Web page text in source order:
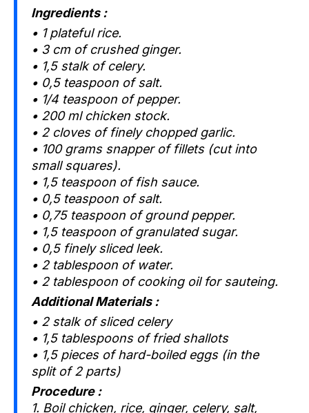
Ingredients :
• 1 plateful rice.
• 3 cm of crushed ginger.
• 1,5 stalk of celery.
• 0,5 teaspoon of salt.
• 1/4 teaspoon of pepper.
• 200 ml chicken stock.
• 2 cloves of finely chopped garlic.
• 100 grams snapper of fillets (cut into
small squares).
• 1,5 teaspoon of fish sauce.
• 0,5 teaspoon of salt.
• 0,75 teaspoon of ground pepper.
• 1,5 teaspoon of granulated sugar.
• 0,5 finely sliced leek.
• 2 tablespoon of water.
• 2 tablespoon of cooking oil for sauteing.
Additional Materials :
• 2 stalk of sliced celery
• 1,5 tablespoons of fried shallots
• 1,5 pieces of hard-boiled eggs (in the
split of 2 parts)
Procedure :
1. Boil chicken, rice, ginger, celery, salt,